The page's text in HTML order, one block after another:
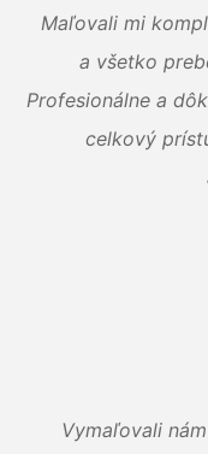
Maľovali mi
a všetko
Profesionálne a
celkový
Vymaľovali